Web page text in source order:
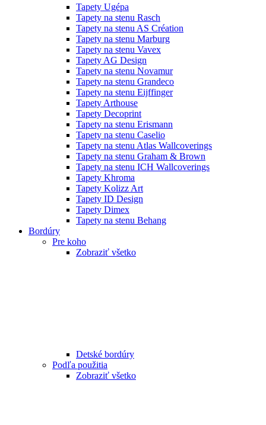
Tapety Ugépa
Tapety na stenu Rasch
Tapety na stenu AS Création
Tapety na stenu Marburg
Tapety na stenu Vavex
Tapety AG Design
Tapety na stenu Novamur
Tapety na stenu Grandeco
Tapety na stenu Eijffinger
Tapety Arthouse
Tapety Decoprint
Tapety na stenu Erismann
Tapety na stenu Caselio
Tapety na stenu Atlas Wallcoverings
Tapety na stenu Graham & Brown
Tapety na stenu ICH Wallcoverings
Tapety Khroma
Tapety Kolizz Art
Tapety ID Design
Tapety Dimex
Tapety na stenu Behang
Bordúry
Pre koho
Zobraziť všetko
Detské bordúry
Podľa použitia
Zobraziť všetko